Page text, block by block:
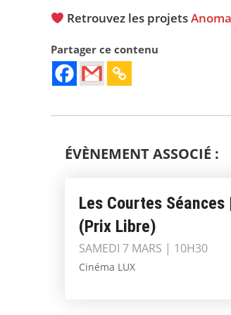
​ Retrouvez les projets
Partager ce contenu
ÉVÈNEMENT ASSOCIÉ :
Les Courtes
(Prix Libre)
SAMEDI 7 MARS | 10H30
Cinéma LUX